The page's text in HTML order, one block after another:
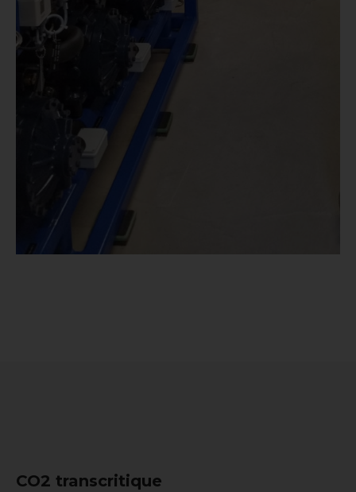
CO2 transcritique